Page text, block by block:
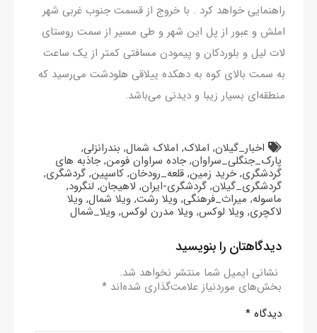
راهنمایی خواهد کرد . با خروج از قسمت جنوب غربی شهر
املش و عبور از پل این شهر و طی مسیر از سمت روستای
لات لیل و بلوردکان و پیمودن مسافتی کمتر از یک ساعت
به سمت بالای کوه به دهکده ییلاقی هلودشت می‌رسید که
منطقه‌ای بسیار زیبا و دیدنی می‌باشد.
اخبار_گیلان, املاک, املاک شمال, بندرانزلی,
پارک_جنگلی_سراوان,جاده سراوان فومن,جاذبه های
گردشگری,خرید زمین, قلعه_رودخان, کاسپین, گردشگری,
گردشگری_گیلان, گردشگری-ایران, لاهیجان, لنگرود,
ماسوله, میراث_فرهنگی, ویلا رشت, ویلا شمال, ویلا
لاکچری, ویلا لوکس, ویلا مدرن لوکس, ویلا_شمال
دیدگاهتان را بنویسید
نشانی ایمیل شما منتشر نخواهد شد.
بخش‌های موردنیاز علامت‌گذاری شده‌اند *
دیدگاه *